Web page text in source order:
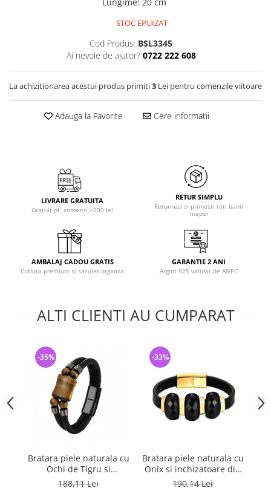
STOC EPUIZAT
Cod Produs: BSL3345
Ai nevoie de ajutor? 0722 222 608
La achizitionarea acestui produs primiti3 Lei pentru comenzile viitoare
Adauga la Favorite Cere informatii
LIVRARE GRATUITA
Gratuit pt. comenzi >200 lei
RETUR SIMPLU
Returnezi si primesti toti banii
inapoi
AMBALAJ CADOU GRATIS
Cutiuta premium si saculet organza
GARANTIE 2 ANI
Argint 925 validat de ANPC
ALTI CLIENTI AU CUMPARAT
Bratara piele naturala cu
Ochi de Tigru si
inchizatoare din inox
188,11 Lei
-35%
Bratara piele naturala cu
Onix si inchizatoare din
inox in 2 culori
190,14 Lei
-33%